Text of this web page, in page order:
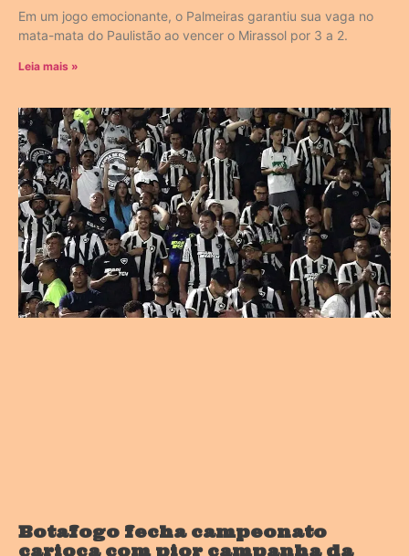
Em um jogo emocionante, o Palmeiras garantiu sua vaga no
mata-mata do Paulistão ao vencer o Mirassol por 3 a 2.
Leia mais »
Botafogo fecha campeonato
carioca com pior campanha da